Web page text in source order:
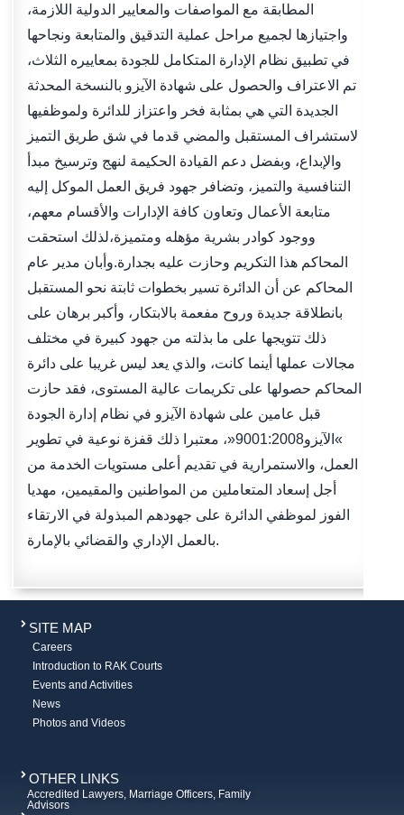
المطابقة مع المواصفات والمعايير الدولية اللازمة،
واجتيازها لجميع مراحل عملية التدقيق والمتابعة ونجاحها
في تطبيق نظام الإدارة المتكامل للجودة بمعاييره الثلاث،
تم الاعتراف والحصول على شهادة الآيزو بالنسخة المحدثة
الجديدة التي هي بمثابة فخر واعتزاز للدائرة ولموظفيها
لاستشراف المستقبل والمضي قدما في شق طريق التميز
والإبداع، وبفضل دعم القيادة الحكيمة لنهج وترسيخ مبدأ
التنافسية والتميز، وتضافر جهود فريق العمل الموكل إليه
متابعة الأعمال وتعاون كافة الإدارات والأقسام معهم،
ووجود كوادر بشرية مؤهله ومتميزة،لذلك استحقت
المحاكم هذا التكريم وحازت عليه بجدارة.وأبان مدير عام
المحاكم عن أن الدائرة تسير بخطوات ثابتة نحو المستقبل
بانطلاقة جديدة وروح مفعمة بالابتكار، وأكبر برهان على
ذلك تتويجها على ما بذلته من جهود كبيرة في مختلف
مجالات عملها أينما كانت، والذي يعد ليس غريبا على دائرة
المحاكم حصولها على تكريمات عالية المستوى، فقد حازت
قبل عامين على شهادة الآيزو في نظام إدارة الجودة
»الآيزو9001:2008«، معتبرا ذلك قفزة نوعية في تطوير
العمل، والاستمرارية في تقديم أعلى مستويات الخدمة من
أجل إسعاد المتعاملين من المواطنين والمقيمين، مهديا
الفوز لموظفي الدائرة على جهودهم المبذولة في الارتقاء
بالعمل الإداري والقضائي بالإمارة.
SITE MAP
Careers
Introduction to RAK Courts
Events and Activities
News
Photos and Videos
OTHER LINKS
Accredited Lawyers, Marriage Officers, Family
Advisors